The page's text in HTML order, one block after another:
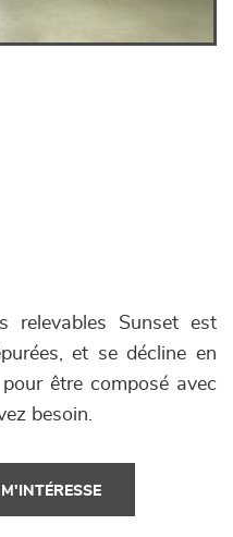
relevables Sunset est
et se décline en
être composé avec
besoin.